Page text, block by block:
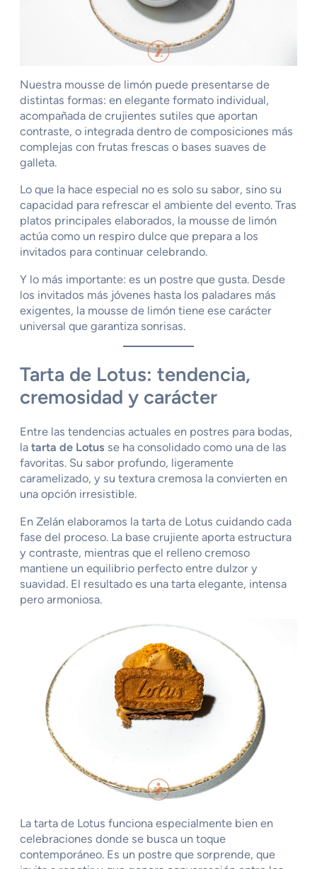
Nuestra mousse de limón puede presentarse de
distintas formas: en elegante formato individual,
acompañada de crujientes sutiles que aportan
contraste, o integrada dentro de composiciones más
complejas con frutas frescas o bases suaves de
galleta.
Lo que la hace especial no es solo su sabor, sino su
capacidad para refrescar el ambiente del evento. Tras
platos principales elaborados, la mousse de limón
actúa como un respiro dulce que prepara a los
invitados para continuar celebrando.
Y lo más importante: es un postre que gusta. Desde
los invitados más jóvenes hasta los paladares más
exigentes, la mousse de limón tiene ese carácter
universal que garantiza sonrisas.
Tarta de Lotus: tendencia,
cremosidad y carácter
Entre las tendencias actuales en postres para bodas,
la tarta de Lotus se ha consolidado como una de las
favoritas. Su sabor profundo, ligeramente
caramelizado, y su textura cremosa la convierten en
una opción irresistible.
En Zelán elaboramos la tarta de Lotus cuidando cada
fase del proceso. La base crujiente aporta estructura
y contraste, mientras que el relleno cremoso
mantiene un equilibrio perfecto entre dulzor y
suavidad. El resultado es una tarta elegante, intensa
pero armoniosa.
La tarta de Lotus funciona especialmente bien en
celebraciones donde se busca un toque
contemporáneo. Es un postre que sorprende, que